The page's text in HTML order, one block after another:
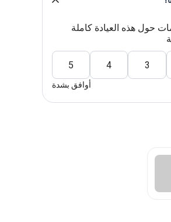
حول هذه العيادة كاملة
3
4
5
أوافق بشدة